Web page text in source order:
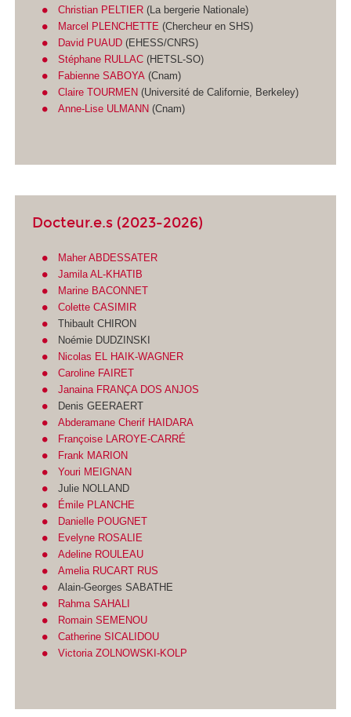
Christian PELTIER(La bergerie Nationale)
Marcel PLENCHETTE (Chercheur en SHS)
David PUAUD(EHESS/CNRS)
Stéphane RULLAC(HETSL-SO)
Fabienne SABOYA (Cnam)
Claire TOURMEN (Université de Californie, Berkeley)
Anne-Lise ULMANN (Cnam)
Docteur.e.s (2023-2026)
Maher ABDESSATER
Jamila AL-KHATIB
Marine BACONNET
Colette CASIMIR
Thibault CHIRON
Noémie DUDZINSKI
Nicolas EL HAIK-WAGNER
Caroline FAIRET
Janaina FRANÇA DOS ANJOS
Denis GEERAERT
Abderamane Cherif HAIDARA
Françoise LAROYE-CARRÉ
Frank MARION
Youri MEIGNAN
Julie NOLLAND
Émile PLANCHE
Danielle POUGNET
Evelyne ROSALIE
Adeline ROULEAU
Amelia RUCART RUS
Alain-Georges SABATHE
Rahma SAHALI
Romain SEMENOU
Catherine SICALIDOU
Victoria ZOLNOWSKI-KOLP